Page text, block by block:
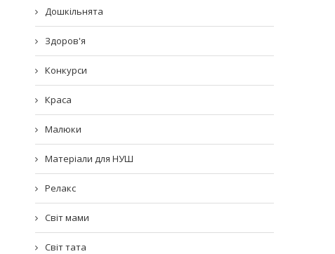
Дошкільнята
Здоров'я
Конкурси
Краса
Малюки
Матеріали для НУШ
Релакс
Світ мами
Світ тата